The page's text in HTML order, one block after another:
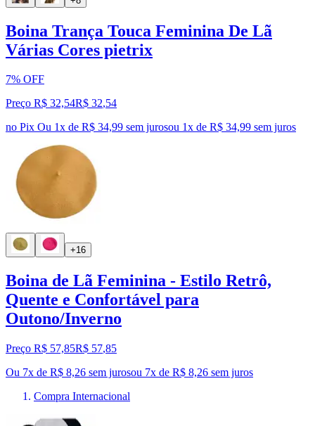
Boina Trança Touca Feminina De Lã
Várias Cores pietrix
7% OFF
Preço R$ 32,54R$ 32,54
no Pix Ou 1x de R$ 34,99 sem jurosou 1x de R$ 34,99 sem juros
+16
Boina de Lã Feminina - Estilo Retrô,
Quente e Confortável para
Outono/Inverno
Preço R$ 57,85R$ 57,85
Ou 7x de R$ 8,26 sem jurosou 7x de R$ 8,26 sem juros
Compra Internacional